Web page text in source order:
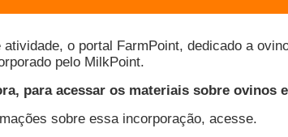
sobre produção de ovinos e
inovador de Treinamento Online, as Palestras Online.
ao lado do vídeo com o palestrante, sendo alterados
A plataforma permite que você salve a palestra em seu